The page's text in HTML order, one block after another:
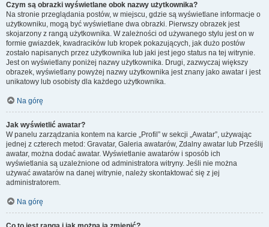
Czym są obrazki wyświetlane obok nazwy użytkownika?
Na stronie przeglądania postów, w miejscu, gdzie są wyświetlane informacje o
użytkowniku, mogą być wyświetlane dwa obrazki. Pierwszy obrazek jest
skojarzony z rangą użytkownika. W zależności od używanego stylu jest on w
formie gwiazdek, kwadracików lub kropek pokazujących, jak dużo postów
zostało napisanych przez użytkownika lub jaki jest jego status na tej witrynie.
Jest on wyświetlany poniżej nazwy użytkownika. Drugi, zazwyczaj większy
obrazek, wyświetlany powyżej nazwy użytkownika jest znany jako awatar i jest
unikatowy lub osobisty dla każdego użytkownika.
Na górę
Jak wyświetlić awatar?
W panelu zarządzania kontem na karcie „Profil” w sekcji „Awatar”, używając
jednej z czterech metod: Gravatar, Galeria awatarów, Zdalny awatar lub Prześlij
awatar, można dodać awatar. Wyświetlanie awatarów i sposób ich
wyświetlania są uzależnione od administratora witryny. Jeśli nie można
używać awatarów na danej witrynie, należy skontaktować się z jej
administratorem.
Na górę